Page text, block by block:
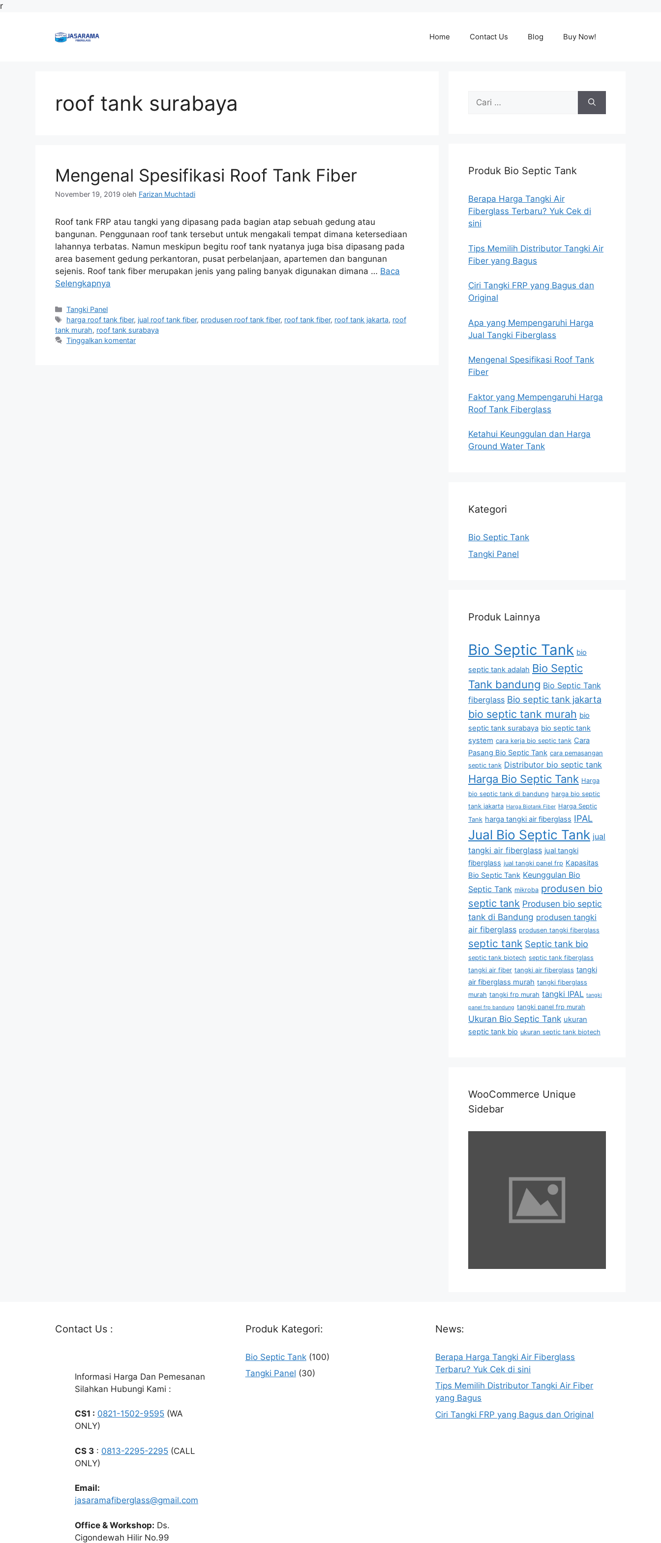
rLangsung
Home Contact Us Blog Buy Now!
roof tank surabaya
Mengenal Spesifikasi Roof Tank Fiber
November 19, 2019 oleh Farizan Muchtadi
Roof tank FRP atau tangki yang dipasang pada bagian atap sebuah gedung atau
bangunan. Penggunaan roof tank tersebut untuk mengakali tempat dimana ketersediaan
lahannya terbatas. Namun meskipun begitu roof tank nyatanya juga bisa dipasang pada
area basement gedung perkantoran, pusat perbelanjaan, apartemen dan bangunan
sejenis. Roof tank fiber merupakan jenis yang paling banyak digunakan dimana … Baca
Selengkapnya
Kategori
Tangki Panel
Tag
harga roof tank fiber, jual roof tank fiber, produsen roof tank fiber, roof tank fiber, roof tank jakarta, roof
tank murah, roof tank surabaya
Tinggalkan komentar
Cari
Produk Bio Septic Tank
Berapa Harga Tangki Air
Fiberglass Terbaru? Yuk Cek di
sini
Tips Memilih Distributor Tangki Air
Fiber yang Bagus
Ciri Tangki FRP yang Bagus dan
Original
Apa yang Mempengaruhi Harga
Jual Tangki Fiberglass
Mengenal Spesifikasi Roof Tank
Fiber
Faktor yang Mempengaruhi Harga
Roof Tank Fiberglass
Ketahui Keunggulan dan Harga
Ground Water Tank
Kategori
Bio Septic Tank
Tangki Panel
Produk Lainnya
Bio Septic Tank bio
septic tank adalah Bio Septic
Tank bandung Bio Septic Tank
fiberglass Bio septic tank jakarta
bio septic tank murah bio
septic tank surabaya bio septic tank
system cara kerja bio septic tank Cara
Pasang Bio Septic Tank cara pemasangan
septic tank Distributor bio septic tank
Harga Bio Septic Tank Harga
bio septic tank di bandung harga bio septic
tank jakarta Harga Biotank Fiber Harga Septic
Tank harga tangki air fiberglass IPAL
Jual Bio Septic Tank jual
tangki air fiberglass jual tangki
fiberglass jual tangki panel frp Kapasitas
Bio Septic Tank Keunggulan Bio
Septic Tank mikroba produsen bio
septic tank Produsen bio septic
tank di Bandung produsen tangki
air fiberglass produsen tangki fiberglass
septic tank Septic tank bio
septic tank biotech septic tank fiberglass
tangki air fiber tangki air fiberglass tangki
air fiberglass murah tangki fiberglass
murah tangki frp murah tangki IPAL tangki
panel frp bandung tangki panel frp murah
Ukuran Bio Septic Tank ukuran
septic tank bio ukuran septic tank biotech
WooCommerce Unique
Sidebar
Contact Us :
Informasi Harga Dan Pemesanan
Silahkan Hubungi Kami :
CS1 : 0821-1502-9595 (WA
ONLY)
CS 3 : 0813-2295-2295 (CALL
ONLY)
Email:
jasaramafiberglass@gmail.com
Office & Workshop: Ds.
Cigondewah Hilir No.99
Produk Kategori:
Bio Septic Tank(100)
Tangki Panel (30)
News:
Berapa Harga Tangki Air Fiberglass
Terbaru? Yuk Cek di sini
Tips Memilih Distributor Tangki Air Fiber
yang Bagus
Ciri Tangki FRP yang Bagus dan Original